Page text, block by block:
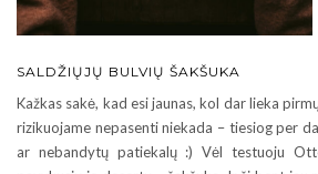
SALDŽIŲJŲ BULVIŲ ŠAKŠUKA
Kažkas sakė, kad esi jaunas, kol dar lieka
rizikuojame nepasenti niekada – tiesiog per
ar nebandytų patiekalų :) Vėl testuoju